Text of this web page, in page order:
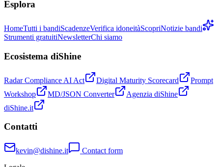
Esplora
HomeTutti i bandiScadenzeVerifica idoneitàScopriNotizie bandi
Strumenti gratuitiNewsletterChi siamo
Ecosistema diShine
Radar Compliance AI Act Digital Maturity Scorecard
Prompt
Workshop
MD/JSON Converter
Agenzia diShine
diShine.it
Contatti
kevin@dishine.it
Contact form